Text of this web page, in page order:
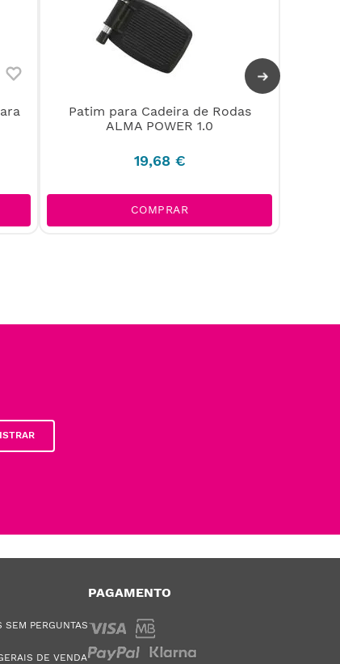
Patim para Cadeira de Rodas
ALMA POWER 1.0
19,68 €
COMPRAR
SEM PERGUNTAS
DE VENDA
PAGAMENTO